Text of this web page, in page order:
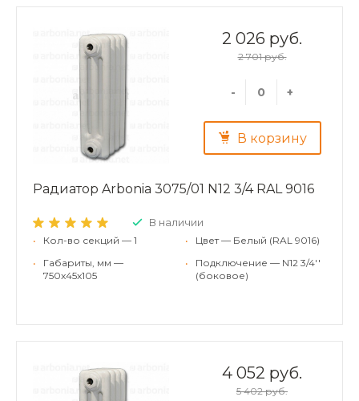
2 026 руб.
2 701 руб.
- +
В корзину
Радиатор Arbonia 3075/01 N12 3/4 RAL 9016
В наличии
•
Кол-во секций — 1
•
Габариты, мм —
750x45x105
•
Цвет — Белый (RAL 9016)
•
Подключение — N12 3/4''
(боковое)
4 052 руб.
5 402 руб.